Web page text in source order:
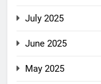
July 2025
June 2025
May 2025